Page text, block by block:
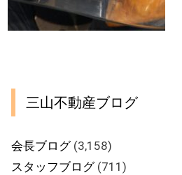
三山不動産ブログ
会長ブログ(3,158)
スタッフブログ(711)